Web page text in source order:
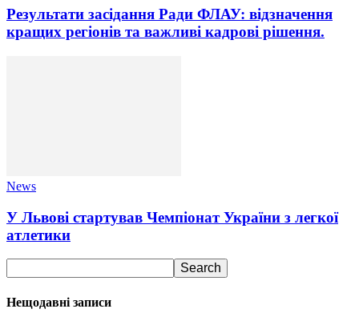
Результати засідання Ради ФЛАУ: відзначення
кращих регіонів та важливі кадрові рішення.
News
У Львові стартував Чемпіонат України з легкої
атлетики
Нещодавні записи